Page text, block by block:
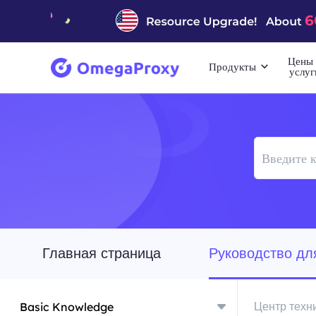
Продукты Цены
Главная страница Руководство
Basic Knowledge Центр